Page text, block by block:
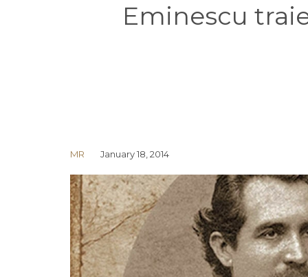
Eminescu
MR January 18, 2014